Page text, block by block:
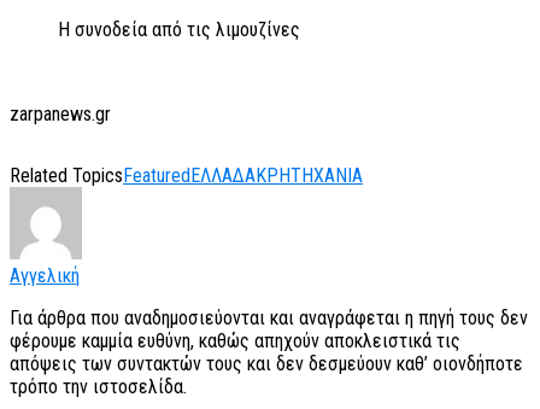
Η συνοδεία από τις λιμουζίνες
zarpanews.gr
Related Topics Featured ΕΛΛΑΔΑΚΡΗΤΗΧΑΝΙΑ
Αγγελική
Για άρθρα που αναδημοσιεύονται και αναγράφεται η πηγή τους δεν
φέρουμε καμμία ευθύνη, καθώς απηχούν αποκλειστικά τις
απόψεις των συντακτών τους και δεν δεσμεύουν καθ’ οιονδήποτε
τρόπο την ιστοσελίδα.